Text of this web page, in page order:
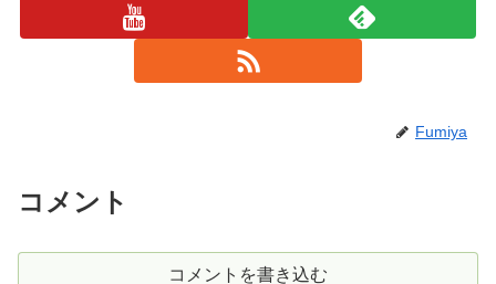
Fumiya
コメント
コメントを書き込む